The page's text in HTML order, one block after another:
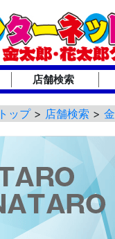
店舗検索
ップ> 店舗検索 >